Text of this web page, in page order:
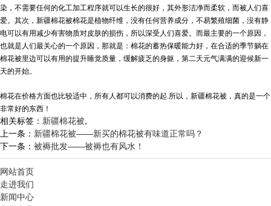
染，不需要任何的化工加工程序就可以生长的很好，其外形洁净而柔软，而被人们喜
爱。其次， 新疆棉花被棉花是植物纤维，没有任何营养成分，不易繁殖细菌，没有静
电可以有用减少有害物质对皮肤的损伤，所以深受人们喜爱。而最主要的一个原因，
也就是人们最关心的一个原因，那就是：棉花的蓄热保暖能力好，在合适的季节躺在
棉花被里边可以有用的提升睡觉质量，缓解疲乏的身躯，第二天元气满满的迎候新一
天的开始。
棉花在价格方面也比较适中，所有人都可以消费的起.所以，新疆棉花被，真的是一个
非常好的东西！
相关标签： 新疆棉花被,
上一条： 新疆棉花被——新买的棉花被有味道正常吗？
下一条： 被褥批发——被褥也有风水！
网站首页
走进我们
新闻中心